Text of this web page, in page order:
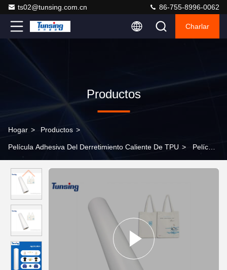
ts02@tunsing.com.cn 86-755-8996-0062
Charlar
Productos
Hogar > Productos >
Película Adhesiva Del Derretimiento Caliente De TPU > Película
camiseta del sombrero